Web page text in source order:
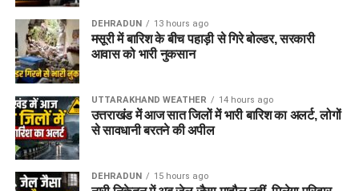
हैं। इसके बजाय पूरा परिसर एक रेजिडेंशियल कॉम्प्लेक्स की तरह विकसित
किया जाएगा, जहां सुरक्षा के साथ रहने, पढ़ाई, दैनिक जीवन और सामाजिक
विकास से जुड़ी सुविधाएं उपलब्ध होंगी।
परिसर को आधुनिक सुविधाओं से लैस करने की योजना है। यहां आंगनबाड़ी
केंद्र भी खोले जाएंगे। जरूरत पड़ने पर प्राथमिक विद्यालय की सुविधा भी
उपलब्ध कराई जा सकती है। इस पहल का मकसद सिर्फ महिलाओं और
बच्चों को रहने की जगह देना नहीं, बल्कि उन्हें ऐसा वातावरण उपलब्ध कराना
है, जहां वे खुद को सुरक्षित, सम्मानित और परिवार का हिस्सा महसूस कर
सकें।
DEHRADUN 13 hours ago
मसूरी में बारिश के बीच पहाड़ी से गिरे बोल्डर, सरकारी
आवास को भारी नुकसान
UTTARAKHAND WEATHER 14 hours ago
उत्तराखंड में आज सात जिलों में भारी बारिश का अलर्ट, लोगों
से सावधानी बरतने की अपील
DEHRADUN 15 hours ago